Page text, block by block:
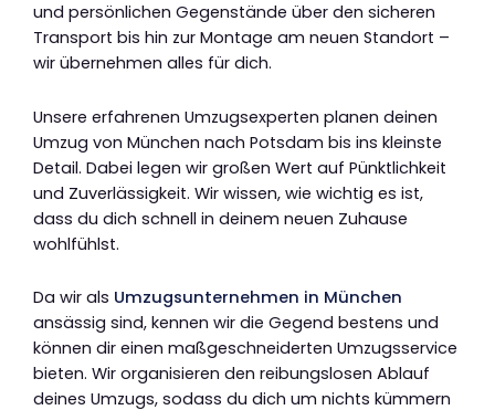
und persönlichen Gegenstände über den sicheren
Transport bis hin zur Montage am neuen Standort –
wir übernehmen alles für dich.
Unsere erfahrenen Umzugsexperten planen deinen
Umzug von München nach Potsdam bis ins kleinste
Detail. Dabei legen wir großen Wert auf Pünktlichkeit
und Zuverlässigkeit. Wir wissen, wie wichtig es ist,
dass du dich schnell in deinem neuen Zuhause
wohlfühlst.
Da wir als Umzugsunternehmen in München
ansässig sind, kennen wir die Gegend bestens und
können dir einen maßgeschneiderten Umzugsservice
bieten. Wir organisieren den reibungslosen Ablauf
deines Umzugs, sodass du dich um nichts kümmern